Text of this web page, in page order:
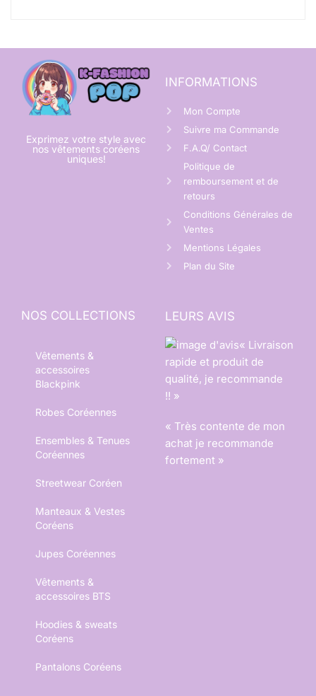
Exprimez votre style avec
nos vêtements coréens
uniques!
INFORMATIONS
Mon Compte
Suivre ma Commande
F.A.Q/ Contact
Politique de
remboursement et de
retours
Conditions Générales de
Ventes
Mentions Légales
Plan du Site
NOS COLLECTIONS
Vêtements &
accessoires
Blackpink
Robes Coréennes
Ensembles & Tenues
Coréennes
Streetwear Coréen
Manteaux & Vestes
Coréens
Jupes Coréennes
Vêtements &
accessoires BTS
Hoodies & sweats
Coréens
Pantalons Coréens
LEURS AVIS
« Livraison
rapide et produit de
qualité, je recommande
!! »
« Très contente de mon
achat je recommande
fortement »